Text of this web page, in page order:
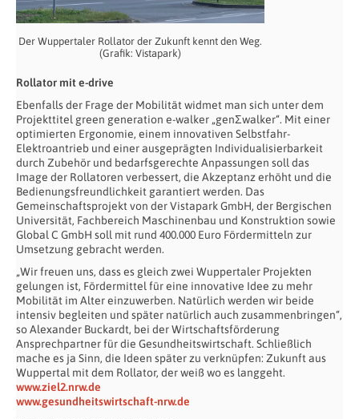
Der Wuppertaler Rollator der Zukunft kennt den Weg.
(Grafik: Vistapark)
Rollator mit e-drive
Ebenfalls der Frage der Mobilität widmet man sich unter dem
Projekttitel green generation e-walker „genΣwalker“. Mit einer
optimierten Ergonomie, einem innovativen Selbstfahr-
Elektroantrieb und einer ausgeprägten Individualisierbarkeit
durch Zubehör und bedarfsgerechte Anpassungen soll das
Image der Rollatoren verbessert, die Akzeptanz erhöht und die
Bedienungsfreundlichkeit garantiert werden. Das
Gemeinschaftsprojekt von der Vistapark GmbH, der Bergischen
Universität, Fachbereich Maschinenbau und Konstruktion sowie
Global C GmbH soll mit rund 400.000 Euro Fördermitteln zur
Umsetzung gebracht werden.
„Wir freuen uns, dass es gleich zwei Wuppertaler Projekten
gelungen ist, Fördermittel für eine innovative Idee zu mehr
Mobilität im Alter einzuwerben. Natürlich werden wir beide
intensiv begleiten und später natürlich auch zusammenbringen“,
so Alexander Buckardt, bei der Wirtschaftsförderung
Ansprechpartner für die Gesundheitswirtschaft. Schließlich
mache es ja Sinn, die Ideen später zu verknüpfen: Zukunft aus
Wuppertal mit dem Rollator, der weiß wo es langgeht.
www.ziel2.nrw.de
www.gesundheitswirtschaft-nrw.de